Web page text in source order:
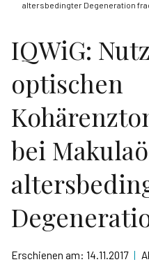
altersbedingter Degeneration
IQWiG:
optischen
bei
Erschienen am: 14.11.2017 |